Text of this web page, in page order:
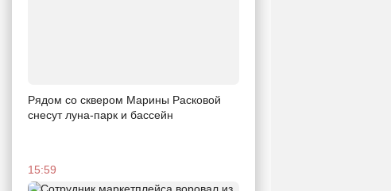
Рядом со сквером Марины Расковой
снесут луна-парк и бассейн
15:59